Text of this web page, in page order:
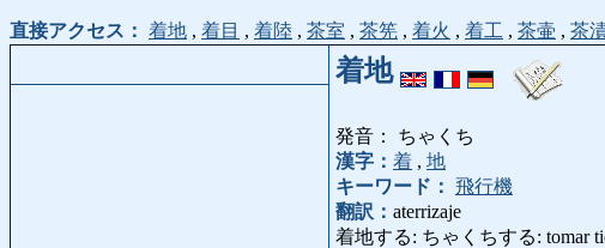
直接アクセス： 着地 , 着目 , 着陸 , 茶室 , 茶筅 , 着火 , 着工 , 茶壷 , 茶
着地
発音： ちゃくち
漢字： 着 , 地
キーワード： 飛行機
翻訳： aterrizaje
着地する: ちゃくちする: tomar